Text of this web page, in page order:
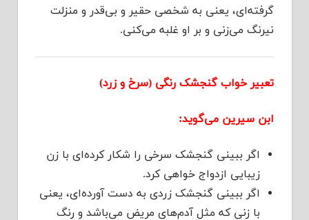
گرفته‌ای، یعنی به شخصی حقیر و بی‌قدر و منزلت
نیرنگ می‌زنی و بر او غلبه می‌کنی.
تعبیر خواب گنجشک رنگی (سرخ و زرد)
ابن سیرین می‌گوید:
اگر ببینی گنجشک سرخی را شکار کرده‌ای با زن
زیبایی ازدواج خواهی کرد.
اگر ببینی گنجشک زردی به دست آورده‌ای، یعنی
با زنی که مثل آدم‌های مریض می‌باشد و رنگ